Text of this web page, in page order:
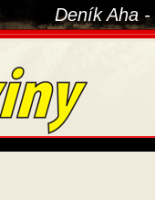
Deník Aha